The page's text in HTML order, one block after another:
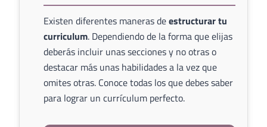
Existen diferentes maneras deestructurar tu
curriculum. Dependiendo de la forma que elijas
deberás incluir unas secciones y no otras o
destacar más unas habilidades a la vez que
omites otras. Conoce todas los que debes saber
para lograr un currículum perfecto.